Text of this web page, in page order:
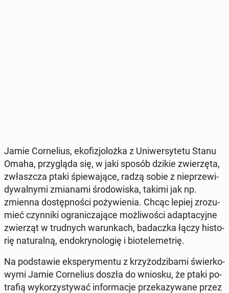
Jamie Cor­ne­lius, eko­fi­zjo­loż­ka z Uni­wer­sy­te­tu Stanu
Omaha, przy­glą­da się, w jaki sposób dzikie zwie­rzę­ta,
zwłasz­cza ptaki śpie­wa­ją­ce, radzą sobie z nie­prze­wi­
dy­wal­ny­mi zmia­na­mi śro­do­wi­ska, takimi jak np.
zmienna do­stęp­no­ści po­ży­wie­nia. Chcąc lepiej zro­zu­
mieć czyn­ni­ki ogra­ni­cza­ją­ce moż­li­wo­ści ad­ap­ta­cyj­ne
zwie­rząt w trud­nych wa­run­kach, ba­dacz­ka łączy hi­sto­
rię na­tu­ral­ną, en­do­kry­no­lo­gię i bio­te­le­me­trię.
Na pod­sta­wie eks­pe­ry­men­tu z krzy­żo­dzi­ba­mi świer­ko­
wy­mi Jamie Cor­ne­lius doszła do wniosku, że ptaki po­
tra­fią wy­ko­rzy­sty­wać in­for­ma­cje prze­ka­zy­wa­ne przez